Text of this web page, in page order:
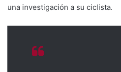
una investigación a su ciclista.